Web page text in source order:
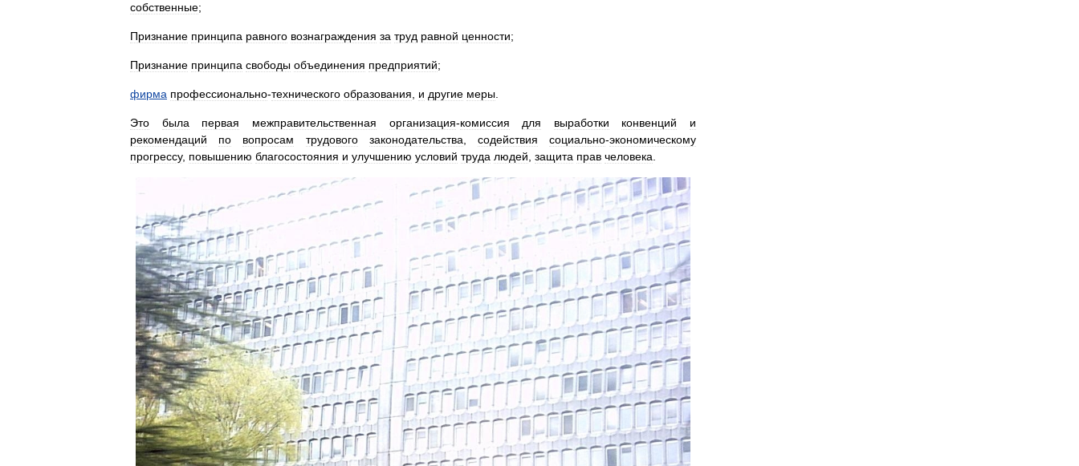
собственные;
Признание принципа равного вознаграждения за труд равной ценности;
Признание принципа свободы объединения предприятий;
фирма профессионально-технического образования, и другие меры.
Это была первая межправительственная организация-комиссия для выработки конвенций
и
рекомендаций
по вопросам трудового законодательства, содействия социально-экономическому
прогрессу, повышению благосостояния и улучшению условий труда людей, защита прав человека.